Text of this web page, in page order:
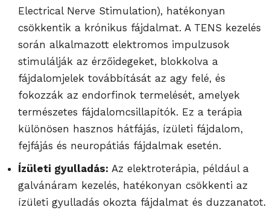
Electrical Nerve Stimulation), hatékonyan
csökkentik a krónikus fájdalmat. A TENS kezelés
során alkalmazott elektromos impulzusok
stimulálják az érzőidegeket, blokkolva a
fájdalomjelek továbbítását az agy felé, és
fokozzák az endorfinok termelését, amelyek
természetes fájdalomcsillapítók. Ez a terápia
különösen hasznos hátfájás, ízületi fájdalom,
fejfájás és neuropátiás fájdalmak esetén.
Ízületi gyulladás: Az elektroterápia, például a
galvánáram kezelés, hatékonyan csökkenti az
ízületi gyulladás okozta fájdalmat és duzzanatot.